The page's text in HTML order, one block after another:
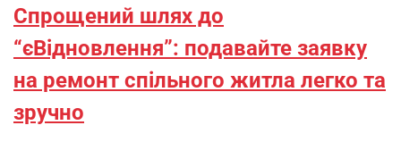
Спрощений шлях до
“єВідновлення”: подавайте заявку
на ремонт спільного житла легко та
зручно